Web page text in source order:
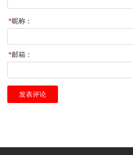
*昵称：
*邮箱：